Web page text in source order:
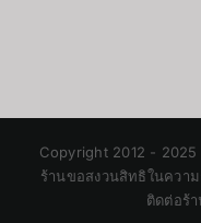
Copyright 2012 -
ร้านขอสงวนสิทธิในควา
ติดต่อร้